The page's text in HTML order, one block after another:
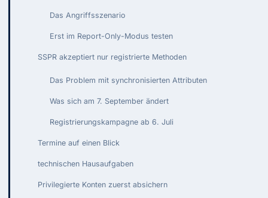
Das Angriffsszenario
Erst im Report-Only-Modus testen
SSPR akzeptiert nur registrierte Methoden
Das Problem mit synchronisierten Attributen
Was sich am 7. September ändert
Registrierungskampagne ab 6. Juli
Termine auf einen Blick
technischen Hausaufgaben
Privilegierte Konten zuerst absichern